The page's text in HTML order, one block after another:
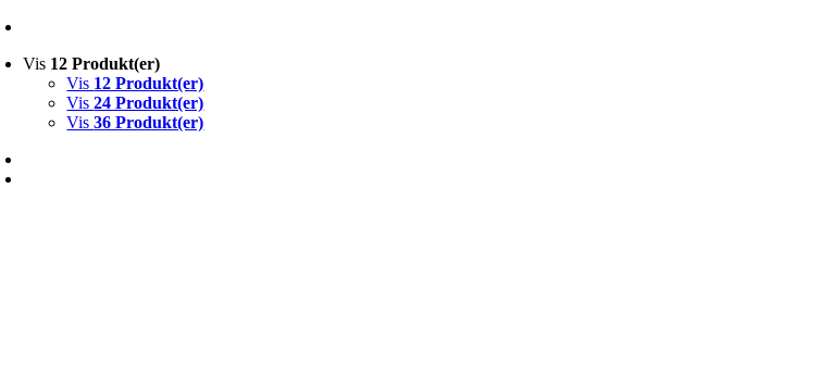
Vis 12 Produkt(er)
Vis 12 Produkt(er)
Vis24 Produkt(er)
Vis36 Produkt(er)